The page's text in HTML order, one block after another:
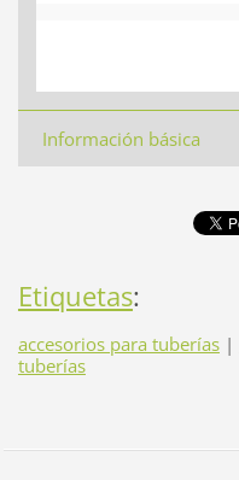
Información básica
Etiquetas:
accesorios para tuberías |
tuberías